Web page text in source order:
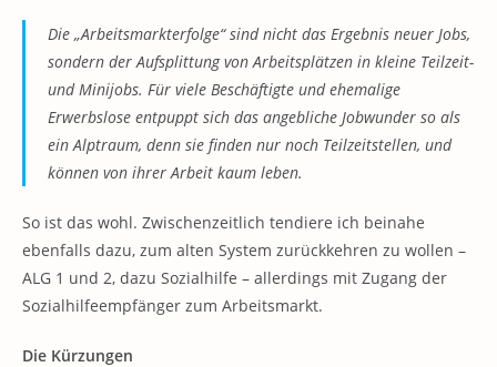
Die „Arbeitsmarkterfolge“ sind nicht das Ergebnis neuer Jobs,
sondern der Aufsplittung von Arbeitsplätzen in kleine Teilzeit-
und Minijobs. Für viele Beschäftigte und ehemalige
Erwerbslose entpuppt sich das angebliche Jobwunder so als
ein Alptraum, denn sie finden nur noch Teilzeitstellen, und
können von ihrer Arbeit kaum leben.
So ist das wohl. Zwischenzeitlich tendiere ich beinahe
ebenfalls dazu, zum alten System zurückkehren zu wollen –
ALG 1 und 2, dazu Sozialhilfe – allerdings mit Zugang der
Sozialhilfeempfänger zum Arbeitsmarkt.
Die Kürzungen